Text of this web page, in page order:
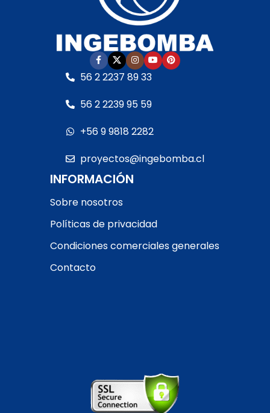
• Eje del
Acero inoxidable
• Motor:– Con
rodamientos – Debe ser
protegida con
interruptor guarda
cláusula del fabricante
• Sello mecánico:
Especial AISI 316 y óxido
de aluminia
• Eje del motor:
– Con rodamientos
motor
56 2 2237 89 33
56 2 2239 95 59
+56 9 9818 2282
proyectos@ingebomba.cl
INFORMACIÓN
Sobre nosotros
Políticas de privacidad
Condiciones comerciales generales
Contacto